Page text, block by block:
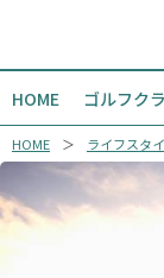
HOME ゴルフク
HOME ライフスタ